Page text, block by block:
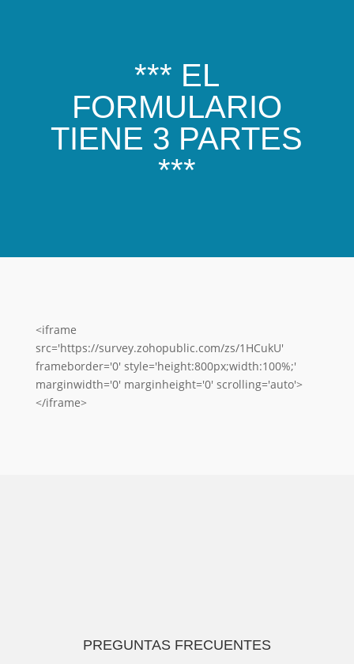
*** EL
FORMULARIO
TIENE 3 PARTES
***
<iframe
src='https://survey.zohopublic.com/zs/1HCukU'
frameborder='0' style='height:800px;width:100%;'
marginwidth='0' marginheight='0' scrolling='auto'>
</iframe>
PREGUNTAS FRECUENTES